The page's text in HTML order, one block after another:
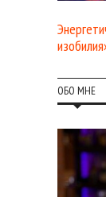
ОБО МНЕ